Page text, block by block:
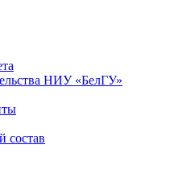
НИУ «БелГУ»
состав